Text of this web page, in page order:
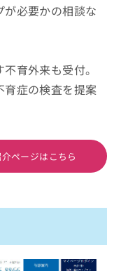
が必要かの相談な
育外来も受付。
症の検査を提案
ページはこちら